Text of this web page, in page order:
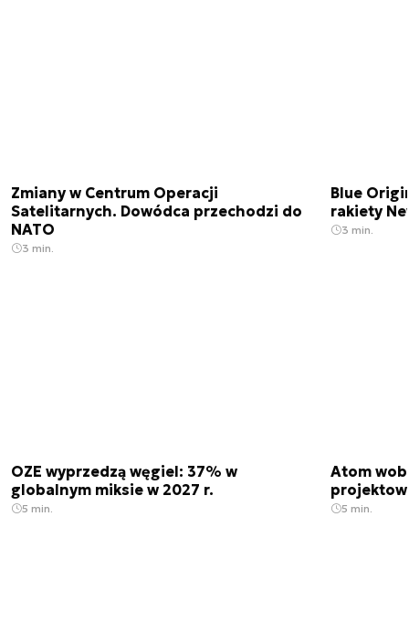
Zmiany w Centrum Operacji
Satelitarnych. Dowódca przechodzi do
NATO
3 min.
Blue
rakiety
3 min.
OZE wyprzedzą węgiel: 37% w
globalnym miksie w 2027 r.
5 min.
Atom
5 min.